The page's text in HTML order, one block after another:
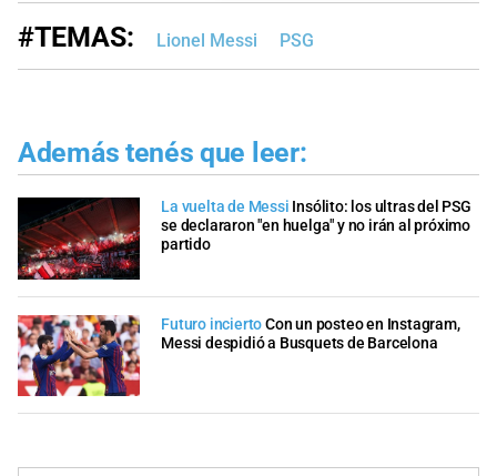
#TEMAS: Lionel Messi PSG
Además tenés que leer:
La vuelta de Messi Insólito: los ultras del PSG
se declararon "en huelga" y no irán al próximo
partido
Futuro inciertoCon un posteo en Instagram,
Messi despidió a Busquets de Barcelona